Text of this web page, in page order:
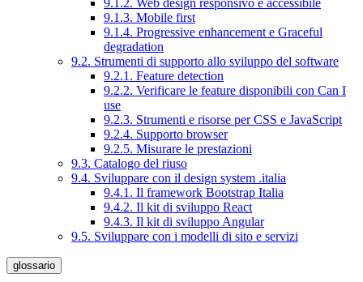
9.1.2. Web design responsivo e accessibile
9.1.3. Mobile first
9.1.4. Progressive enhancement e Graceful
degradation
9.2. Strumenti di supporto allo sviluppo del software
9.2.1. Feature detection
9.2.2. Verificare le feature disponibili con Can I
use
9.2.3. Strumenti e risorse per CSS e JavaScript
9.2.4. Supporto browser
9.2.5. Misurare le prestazioni
9.3. Catalogo del riuso
9.4. Sviluppare con il design system .italia
9.4.1. Il framework Bootstrap Italia
9.4.2. Il kit di sviluppo React
9.4.3. Il kit di sviluppo Angular
9.5. Sviluppare con i modelli di sito e servizi
glossario